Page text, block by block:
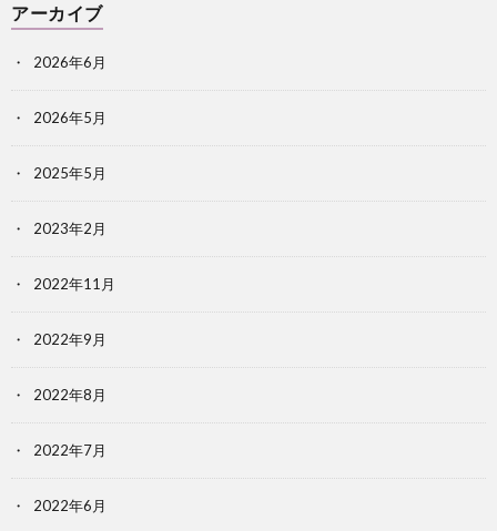
アーカイブ
2026年6月
2026年5月
2025年5月
2023年2月
2022年11月
2022年9月
2022年8月
2022年7月
2022年6月